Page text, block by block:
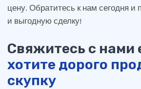
цену. Обратитесь к нам сегодня и
и выгодную сделку!
Свяжитесь с нами
хотите дорого
скупку